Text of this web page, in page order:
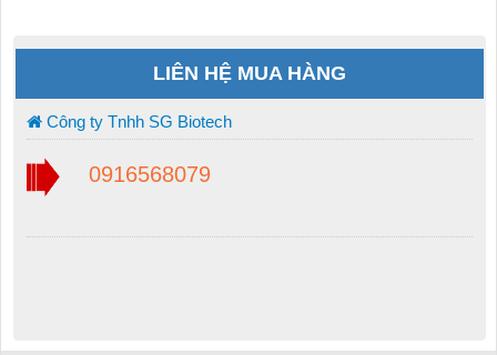
LIÊN HỆ MUA HÀNG
Công ty Tnhh SG Biotech
0916568079